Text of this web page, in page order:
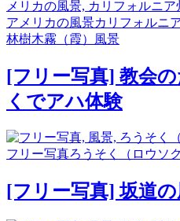
アメリカの風景カリフォルニ
林樹木霧（霞） 風景
[フリー写真] 教会
くでアハ体験
フリー写真ろうそく（ロウソク
[フリー写真] 坂道